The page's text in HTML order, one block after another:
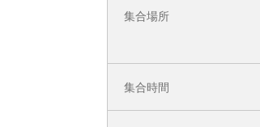
集合場所
集合時間